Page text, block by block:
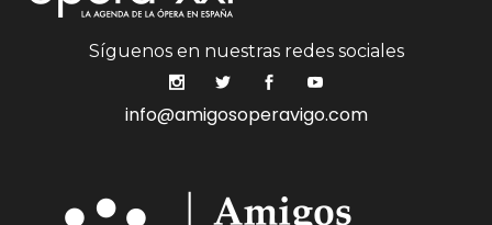
Síguenos en nuestras redes sociales
info@amigosoperavigo.com